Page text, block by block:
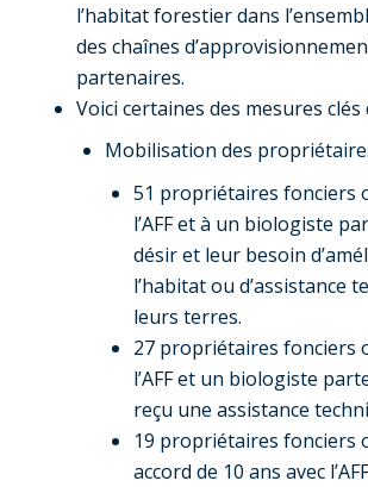
l’habitat forestier dans
des chaînes
partenaires.
Voici certaines des mesures clés
Mobilisation des
51 propriétaires fonciers
l’AFF et à un biologiste
désir et leur besoin
l’habitat ou d’assistance
leurs terres.
27 propriétaires fonciers
l’AFF et un biologiste
reçu une assistance
19 propriétaires fonciers
accord de 10 ans avec